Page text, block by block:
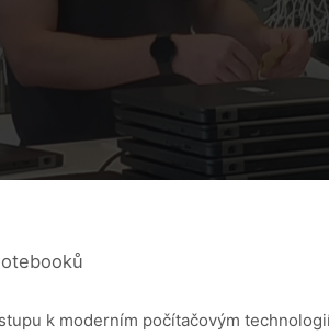
k moderním počítačovým